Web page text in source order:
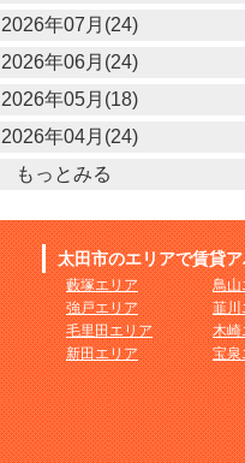
2026年07月(24)
2026年06月(24)
2026年05月(18)
2026年04月(24)
もっとみる
太田市のエリアで賃貸
藪塚エリア
強戸エリア
毛里田エリア
新田エリア
鳥山
韮川
木崎
宝泉